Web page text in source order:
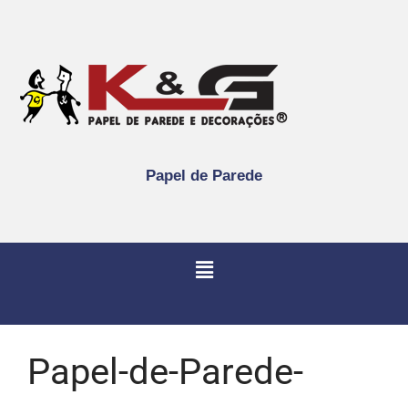
Papel de Parede
Papel-de-Parede-